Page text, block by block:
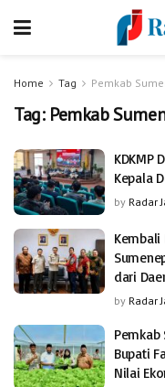
Home Tag Pemkab
Tag: Pemkab
KDKMP
Kepala
by Radar
Kembali
dari
by Radar
Bupati
Nilai